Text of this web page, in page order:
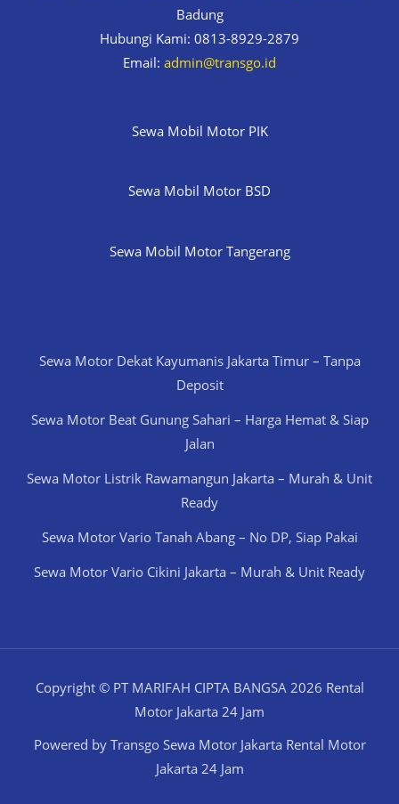
Badung
Hubungi Kami: 0813-8929-2879
Email: admin@transgo.id
Sewa Mobil Motor PIK
Sewa Mobil Motor BSD
Sewa Mobil Motor Tangerang
Sewa Motor Dekat Kayumanis Jakarta Timur – Tanpa
Deposit
Sewa Motor Beat Gunung Sahari – Harga Hemat & Siap
Jalan
Sewa Motor Listrik Rawamangun Jakarta – Murah & Unit
Ready
Sewa Motor Vario Tanah Abang – No DP, Siap Pakai
Sewa Motor Vario Cikini Jakarta – Murah & Unit Ready
Copyright © PT MARIFAH CIPTA BANGSA 2026 Rental
Motor Jakarta 24 Jam
Powered by Transgo Sewa Motor Jakarta Rental Motor
Jakarta 24 Jam